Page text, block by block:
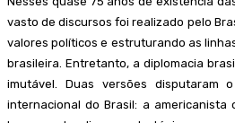
vasto de discursos foi realizado pelo
valores políticos e estruturando as
brasileira. Entretanto, a diplomacia
imutável. Duas versões disputaram
internacional do Brasil: a americanista